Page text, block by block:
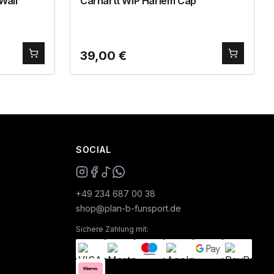
39,00 €
SOCIAL
+49 234 687 00 38
shop@plan-b-funsport.de
Sichere Zahlung mit: